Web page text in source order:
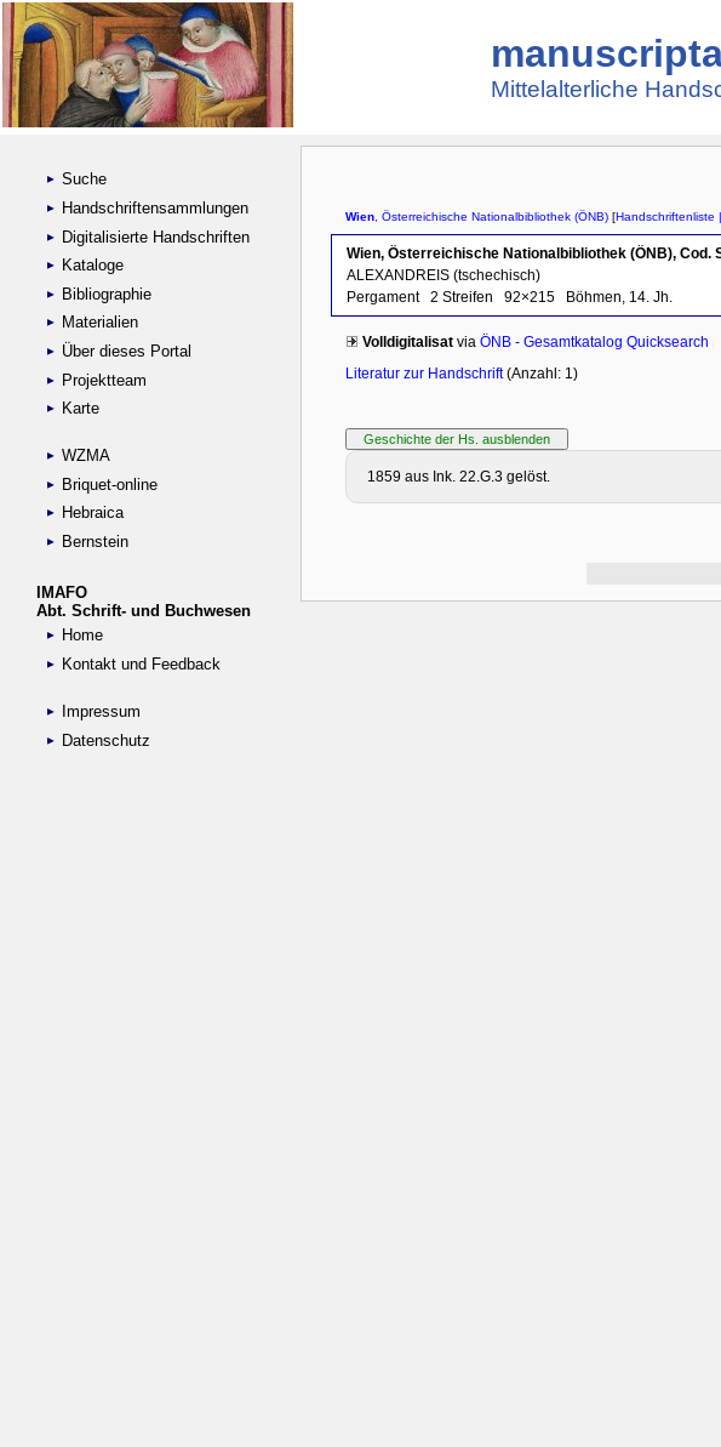
Mittelalterliche
Suche
Handschriftensammlungen
Digitalisierte Handschriften
Kataloge
Bibliographie
Materialien
Über dieses Portal
Projektteam
Karte
WZMA
Briquet-online
Hebraica
Bernstein
IMAFO
Abt. Schrift- und Buchwesen
Home
Kontakt und Feedback
Impressum
Datenschutz